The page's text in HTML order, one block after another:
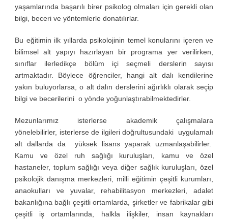
yaşamlarında başarılı birer psikolog olmaları için gerekli olan
bilgi, beceri ve yöntemlerle donatılırlar.
Bu eğitimin ilk yıllarda psikolojinin temel konularını içeren ve
bilimsel alt yapıyı hazırlayan bir programa yer verilirken,
sınıflar ilerledikçe bölüm içi seçmeli derslerin sayısı
artmaktadır. Böylece öğrenciler, hangi alt dalı kendilerine
yakın buluyorlarsa, o alt dalın derslerini ağırlıklı olarak seçip
bilgi ve becerilerini o yönde yoğunlaştırabilmektedirler.
Mezunlarımız isterlerse akademik çalışmalara
yönelebilirler, isterlerse de ilgileri doğrultusundaki uygulamalı
alt dallarda da yüksek lisans yaparak uzmanlaşabilirler.
Kamu ve özel ruh sağlığı kuruluşları, kamu ve özel
hastaneler, toplum sağlığı veya diğer sağlık kuruluşları, özel
psikolojik danışma merkezleri, milli eğitimin çeşitli kurumları,
anaokulları ve yuvalar, rehabilitasyon merkezleri, adalet
bakanlığına bağlı çeşitli ortamlarda, şirketler ve fabrikalar gibi
çeşitli iş ortamlarında, halkla ilişkiler, insan kaynakları